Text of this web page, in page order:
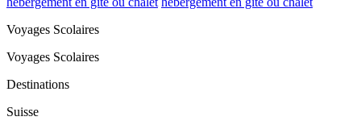
Voyages Scolaires
Voyages Scolaires
Destinations
Suisse